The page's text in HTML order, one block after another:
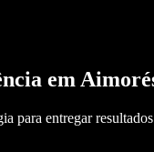
em
para entregar